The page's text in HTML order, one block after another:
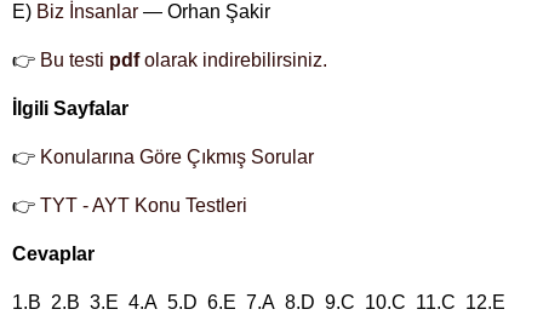
E) Biz İnsanlar — Orhan Şakir
👉 Bu testi pdfolarak indirebilirsiniz.
İlgili Sayfalar
👉 Konularına Göre Çıkmış Sorular
👉 TYT - AYT Konu Testleri
Cevaplar
1.B 2.B 3.E 4.A 5.D 6.E 7.A 8.D 9.C 10.C 11.C 12.E